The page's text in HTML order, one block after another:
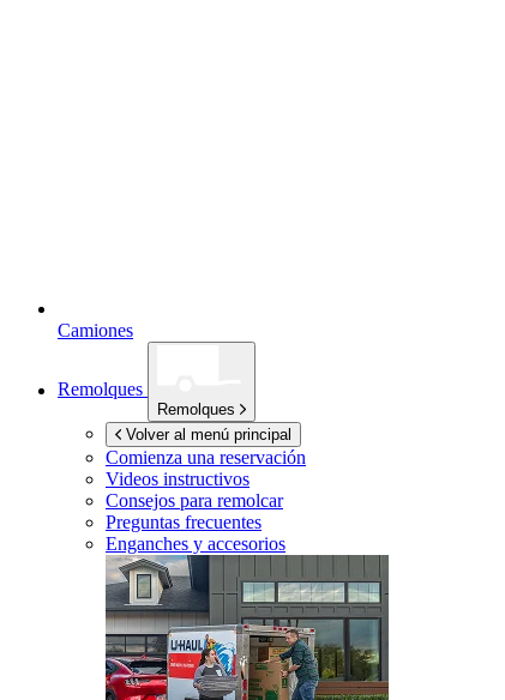
Camiones
Remolques
Remolques
Volver al menú principal
Comienza una reservación
Videos instructivos
Consejos para remolcar
Preguntas frecuentes
Enganches y accesorios